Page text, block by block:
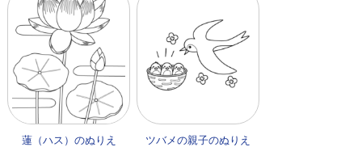
蓮（ハス）のぬりえ ツバメの親子のぬりえ